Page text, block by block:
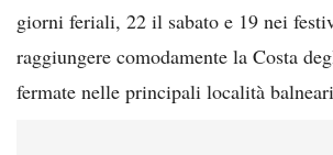
giorni feriali, 22 il sabato e 19 nei
raggiungere comodamente la Costa
fermate nelle principali località